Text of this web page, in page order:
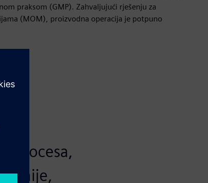
praksom (GMP). Zahvaljujući rješenju za
(MOM), proizvodna operacija je potpuno
procesa,